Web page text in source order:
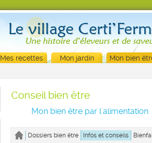
Mes recettes Mon jardin Mon bien
Conseil bien être
Mon bien être par l'alimentation
Dossiers bien être Infos et conseils